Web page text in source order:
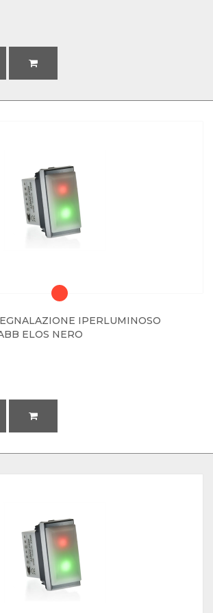
IPERLUMINOSO
ELOS NERO